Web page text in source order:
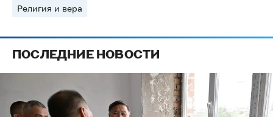
Религия и вера
ПОСЛЕДНИЕ НОВОСТИ